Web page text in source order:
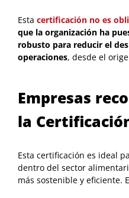
Esta certificación no es
que la organización ha
robusto para reducir el
operaciones, desde el
Empresas
la
Esta certificación es ideal
dentro del sector
más sostenible y eficiente.